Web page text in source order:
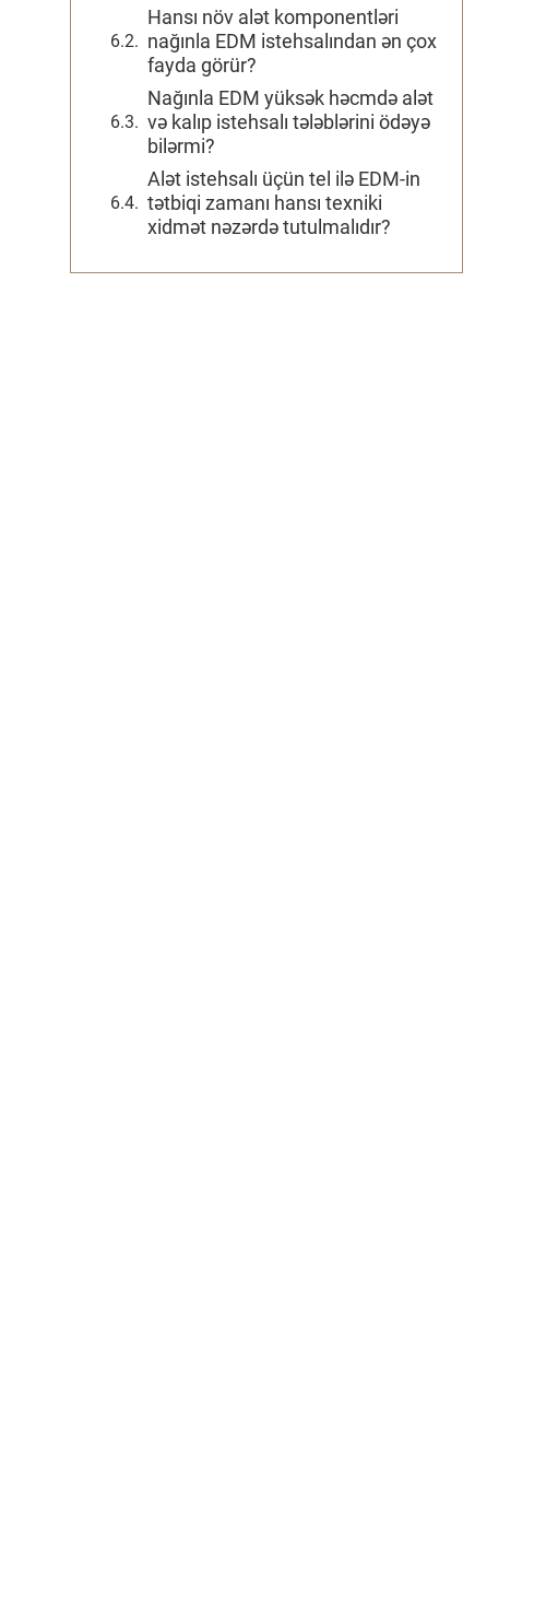
Hansı növ alət komponentləri
nağınla EDM istehsalından ən çox
fayda görür?
Nağınla EDM yüksək həcmdə alət
və kalıp istehsalı tələblərini ödəyə
bilərmi?
Alət istehsalı üçün tel ilə EDM-in
tətbiqi zamanı hansı texniki
xidmət nəzərdə tutulmalıdır?